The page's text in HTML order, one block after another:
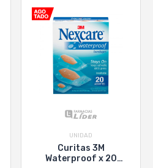
UNIDAD
Curitas 3M
Waterproof x 20